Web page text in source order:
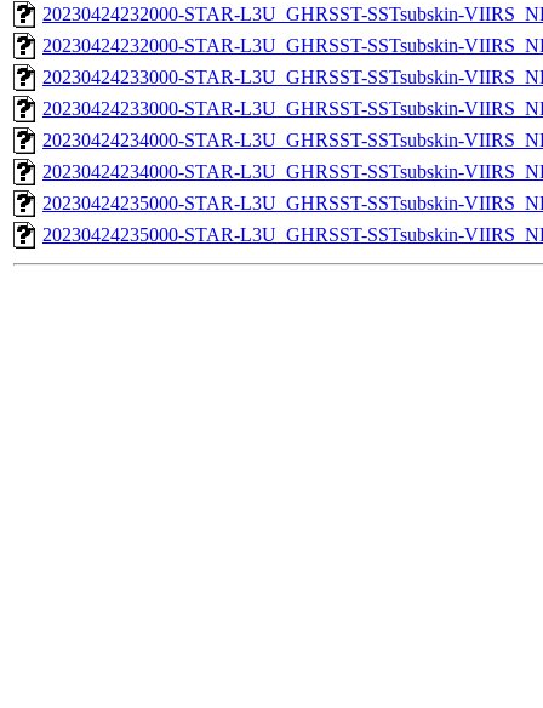
20230424232000-STAR-L3U_GHRSST-SSTsubskin-
20230424232000-STAR-L3U_GHRSST-SSTsubskin-
20230424233000-STAR-L3U_GHRSST-SSTsubskin-
20230424233000-STAR-L3U_GHRSST-SSTsubskin-
20230424234000-STAR-L3U_GHRSST-SSTsubskin-
20230424234000-STAR-L3U_GHRSST-SSTsubskin-
20230424235000-STAR-L3U_GHRSST-SSTsubskin-
20230424235000-STAR-L3U_GHRSST-SSTsubskin-